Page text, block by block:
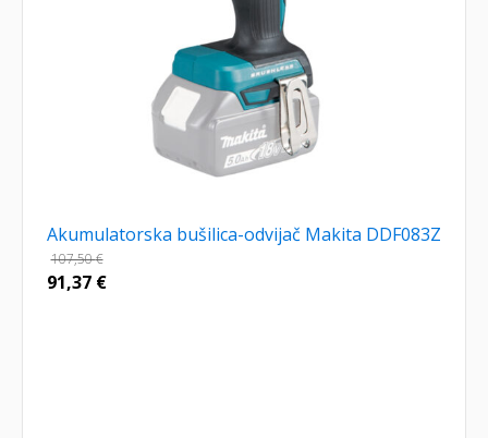
Akumulatorska bušilica-odvijač Makita DDF083Z
107,50€
91,37 €